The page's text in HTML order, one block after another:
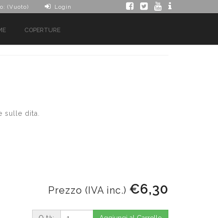
(Vuoto) Login
COPERTURE
sulle dita.
Prezzo (IVA inc.) €6,30